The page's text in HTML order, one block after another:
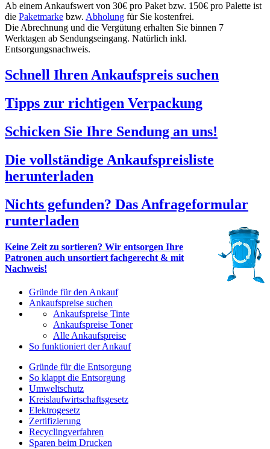
Ab einem Ankaufswert von 30€ pro Paket bzw. 150€ pro Palette ist
die Paketmarke bzw. Abholung für Sie kostenfrei.
Die Abrechnung und die Vergütung erhalten Sie binnen 7
Werktagen ab Sendungseingang. Natürlich inkl.
Entsorgungsnachweis.
Schnell Ihren Ankaufspreis suchen
Tipps zur richtigen Verpackung
Schicken Sie Ihre Sendung an uns!
Die vollständige Ankaufspreisliste
herunterladen
Nichts gefunden? Das Anfrageformular
runterladen
Keine Zeit zu sortieren? Wir entsorgen Ihre
Patronen auch unsortiert fachgerecht & mit
Nachweis!
Gründe für den Ankauf
Ankaufspreise suchen
Ankaufspreise Tinte
Ankaufspreise Toner
Alle Ankaufspreise
So funktioniert der Ankauf
Gründe für die Entsorgung
So klappt die Entsorgung
Umweltschutz
Kreislaufwirtschaftsgesetz
Elektrogesetz
Zertifizierung
Recyclingverfahren
Sparen beim Drucken